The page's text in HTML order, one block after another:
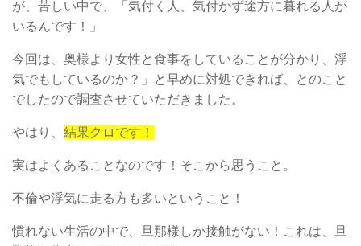
が、苦しい中で、「気付く人、気付かず途方に暮れる人が
いるんです！」
今回は、奥様より女性と食事をしていることが分かり、浮
気でもしているのか？」と早めに対処できれば、とのこと
でしたので調査させていただきました。
やはり、 結果クロです！
実はよくあることなのです！そこから思うこと。
不倫や浮気に走る方も多いということ！
慣れない生活の中で、旦那様しか接触がない！これは、旦